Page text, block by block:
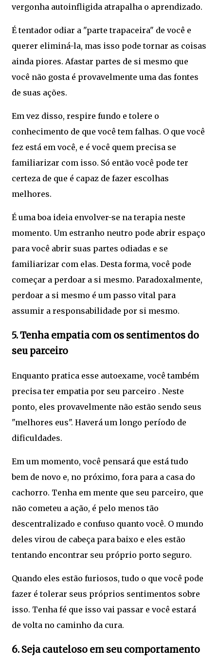
vergonha autoinfligida atrapalha o aprendizado.
É tentador odiar a "parte trapaceira" de você e
querer eliminá-la, mas isso pode tornar as coisas
ainda piores. Afastar partes de si mesmo que
você não gosta é provavelmente uma das fontes
de suas ações.
Em vez disso, respire fundo e tolere o
conhecimento de que você tem falhas. O que você
fez está em você, e é você quem precisa se
familiarizar com isso. Só então você pode ter
certeza de que é capaz de fazer escolhas
melhores.
É uma boa ideia envolver-se na terapia neste
momento. Um estranho neutro pode abrir espaço
para você abrir suas partes odiadas e se
familiarizar com elas. Desta forma, você pode
começar a perdoar a si mesmo. Paradoxalmente,
perdoar a si mesmo é um passo vital para
assumir a responsabilidade por si mesmo.
5. Tenha empatia com os sentimentos do
seu parceiro
Enquanto pratica esse autoexame, você também
precisa ter empatia por seu parceiro . Neste
ponto, eles provavelmente não estão sendo seus
"melhores eus". Haverá um longo período de
dificuldades.
Em um momento, você pensará que está tudo
bem de novo e, no próximo, fora para a casa do
cachorro. Tenha em mente que seu parceiro, que
não cometeu a ação, é pelo menos tão
descentralizado e confuso quanto você. O mundo
deles virou de cabeça para baixo e eles estão
tentando encontrar seu próprio porto seguro.
Quando eles estão furiosos, tudo o que você pode
fazer é tolerar seus próprios sentimentos sobre
isso. Tenha fé que isso vai passar e você estará
de volta no caminho da cura.
6. Seja cauteloso em seu comportamento